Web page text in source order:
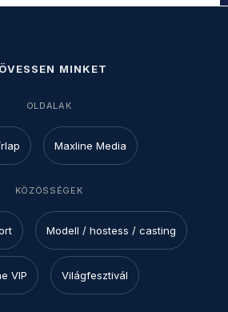
MINKET
OLDALAK
Maxline Media
KÖZÖSSÉGEK
Modell / hostess / casting
VIP Világfesztivál